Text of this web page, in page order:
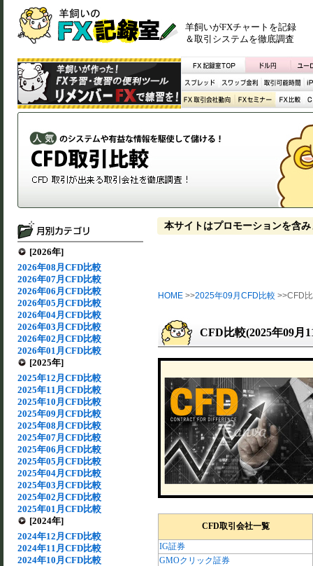
羊飼いがFXチャートを記録
＆取引システムを徹底調査
[2026年]
2026年08月CFD比較
2026年07月CFD比較
2026年06月CFD比較
2026年05月CFD比較
2026年04月CFD比較
2026年03月CFD比較
2026年02月CFD比較
2026年01月CFD比較
[2025年]
2025年12月CFD比較
2025年11月CFD比較
2025年10月CFD比較
2025年09月CFD比較
2025年08月CFD比較
2025年07月CFD比較
2025年06月CFD比較
2025年05月CFD比較
2025年04月CFD比較
2025年03月CFD比較
2025年02月CFD比較
2025年01月CFD比較
[2024年]
2024年12月CFD比較
2024年11月CFD比較
2024年10月CFD比較
本サイトはプロモーションを含み
HOME >>2025年09月CFD比較 >>CFD
CFD比較(2025年09月
CFD取引会社一覧
IG証券
GMOクリック証券